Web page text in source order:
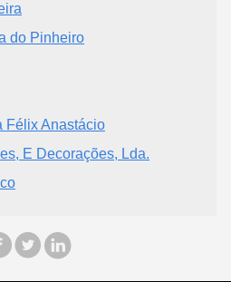
do Pinheiro
Félix Anastácio
E Decorações, Lda.